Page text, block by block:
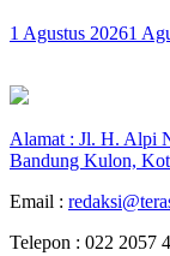
1 Agustus 20261
Alamat : Jl. H. Alpi
Bandung Kulon,
Email :
Telepon : 022 2057